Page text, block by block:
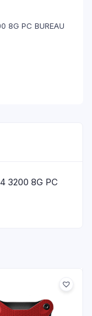
8G PC BUREAU
3200 8G PC